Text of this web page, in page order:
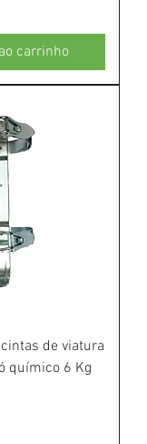
carrinho
de viatura
químico 6 Kg